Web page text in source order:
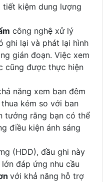
tiết kiệm dung lượng
công nghệ xử lý
ghi lại và phát lại hình
gián đoạn. Việc xem
cũng được thực hiện
năng xem ban đêm
kém so với ban
tưởng rằng bạn có thể
điều kiện ánh sáng
(HDD), đầu ghi này
đáp ứng nhu cầu
với khả năng hỗ trợ